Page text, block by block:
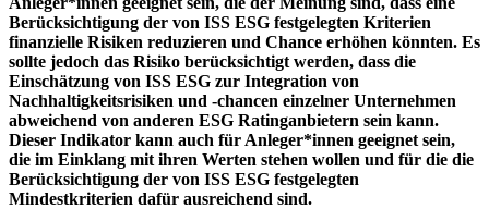
Berücksichtigung der von ISS ESG festgelegten Kriterien
finanzielle Risiken reduzieren und Chance erhöhen könnten. Es
sollte jedoch das Risiko berücksichtigt werden, dass die
Einschätzung von ISS ESG zur Integration von
Nachhaltigkeitsrisiken und -chancen einzelner Unternehmen
abweichend von anderen ESG Ratinganbietern sein kann.
Dieser Indikator kann auch für Anleger*innen geeignet sein,
die im Einklang mit ihren Werten stehen wollen und für die die
Berücksichtigung der von ISS ESG festgelegten
Mindestkriterien dafür ausreichend sind.